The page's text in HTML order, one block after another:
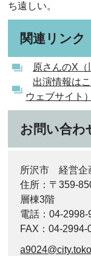
ち遠しい。
関連リンク
原さんのX（
出演情報は
ウェブサイト
お問い合わ
所沢市 経営
住所：〒359-
層棟3階
電話：04-2998-
FAX：04-2994-